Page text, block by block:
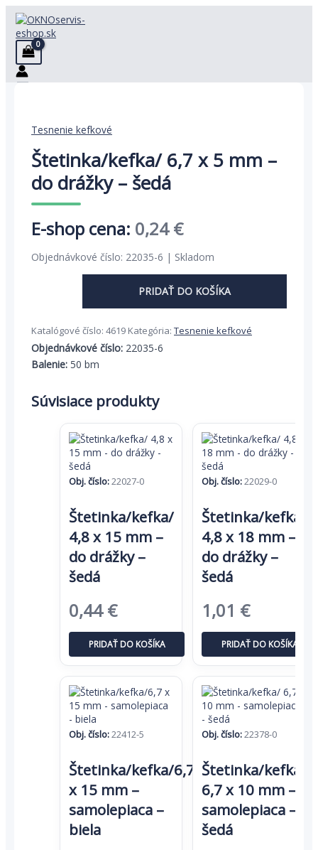
Preskočiť
na
obsah
Tesnenie kefkové
Štetinka/kefka/ 6,7 x 5 mm –
do drážky – šedá
Pôvodná
cena
bola:
0,37 €.
0,24€Aktuálna
cena
je:
0,24 €.
Objednávkové číslo: 22035-6 | Skladom
Štetinka/kefka/
6,7
x
5
mm
drážky
PRIDAŤ DO KOŠÍKA
Katalógové číslo: 4619 Kategória: Tesnenie kefkové
Objednávkové číslo: 22035-6
Balenie: 50 bm
Súvisiace produkty
Obj. číslo:22027-0
Štetinka/kefka/
4,8 x 15 mm –
do drážky –
šedá
Pôvodná
cena
bola:
0,68 €.
0,44€Aktuálna
cena
je:
0,44 €.
PRIDAŤ DO KOŠÍKA
Obj. číslo:22029-0
Štetinka/kefka/
4,8 x 18 mm –
do drážky –
šedá
Pôvodná
cena
bola:
1,55 €.
1,01 €
cena
je:
1,01 €.
PRIDAŤ DO KOŠÍKA
Obj. číslo:22412-5
Štetinka/kefka/6,7
x 15 mm –
samolepiaca –
biela
Obj. číslo:22378-0
Štetinka/kefka/
6,7 x 10 mm –
samolepiaca –
šedá